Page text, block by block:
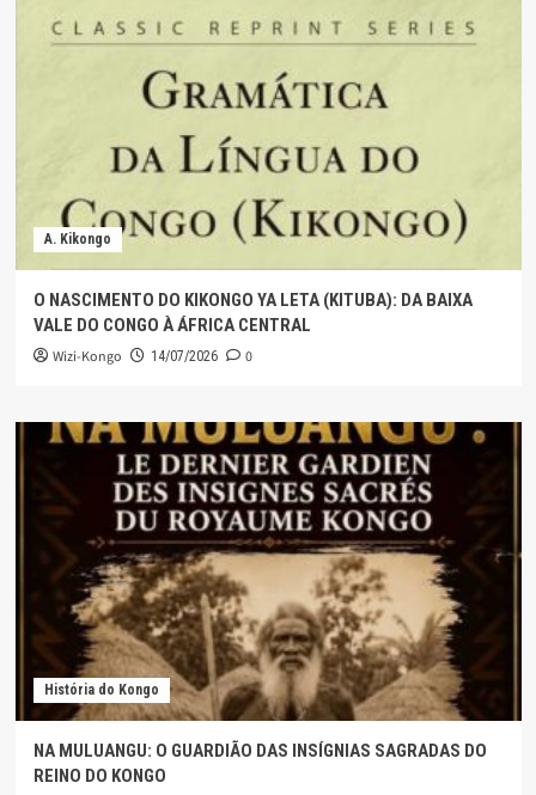
A. Kikongo
O NASCIMENTO DO KIKONGO YA LETA (KITUBA): DA BAIXA
VALE DO CONGO À ÁFRICA CENTRAL
Wizi-Kongo 14/07/2026 0
História do Kongo
NA MULUANGU: O GUARDIÃO DAS INSÍGNIAS SAGRADAS DO
REINO DO KONGO